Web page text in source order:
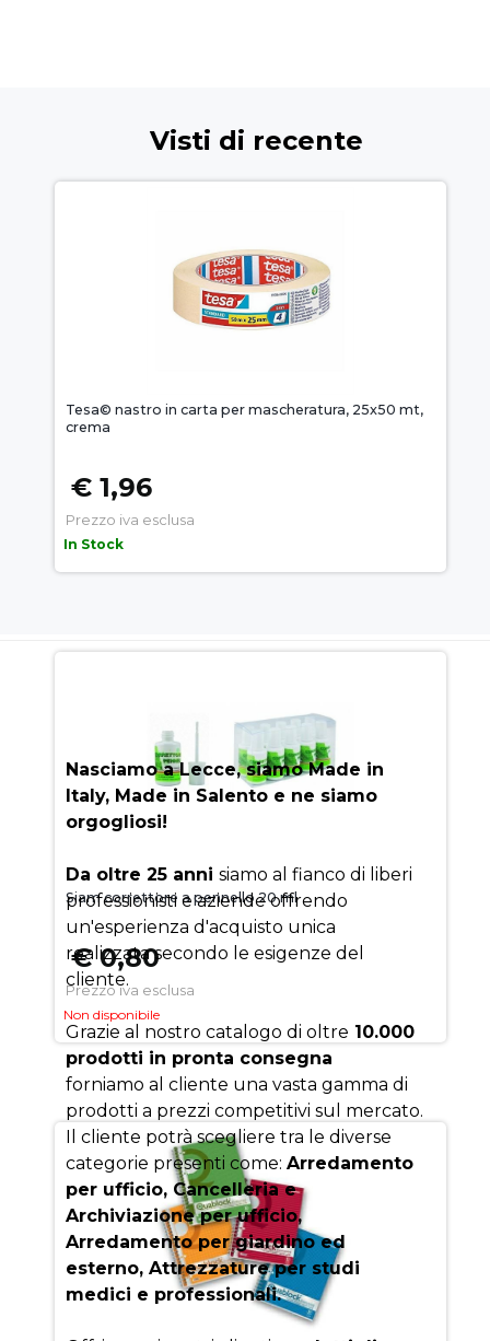
Visti di recente
Tesa© nastro in carta per mascheratura, 25x50 mt,
crema
€ 1,96
Prezzo iva esclusa
In Stock
Siam correttore a pennello 20 ml
€ 0,80
Prezzo iva esclusa
Non disponibile
SUCCESSO
Nasciamo a Lecce, siamo Made in
Italy, Made in Salento e ne siamo
orgogliosi!
Da oltre 25 anni siamo al fianco di liberi
professionisti e aziende offrendo
un'esperienza d'acquisto unica
realizzata secondo le esigenze del
cliente.
Grazie al nostro catalogo di oltre 10.000
prodotti in pronta consegna
forniamo al cliente una vasta gamma di
prodotti a prezzi competitivi sul mercato.
Il cliente potrà scegliere tra le diverse
categorie presenti come: Arredamento
per ufficio, Cancelleria e
Archiviazione per ufficio,
Arredamento per giardino ed
esterno, Attrezzature per studi
medici e professionali.